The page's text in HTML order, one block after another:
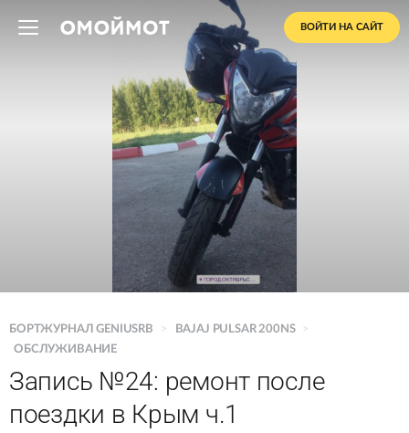
ВОЙТИ НА САЙТ
БОРТЖУРНАЛ GENIUSRB > BAJAJ PULSAR 200NS
>
ОБСЛУЖИВАНИЕ
Запись №24: ремонт после
поездки в Крым ч.1